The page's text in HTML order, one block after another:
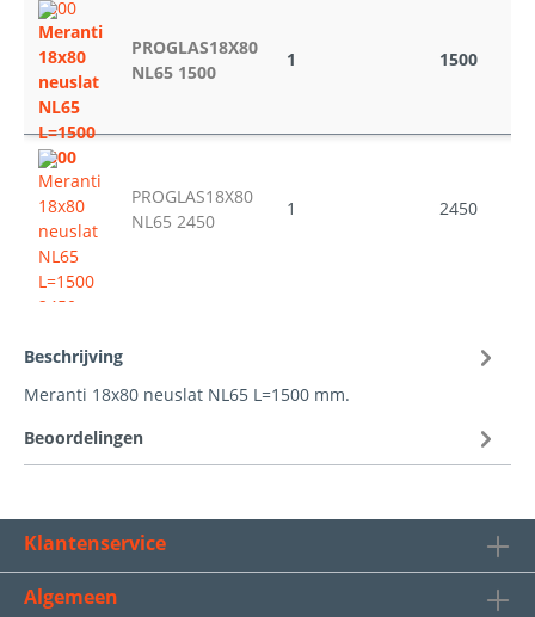
PROGLAS18X80
NL65 1500
1 1500
PROGLAS18X80
NL65 2450
1 2450
Beschrijving
Meranti 18x80 neuslat NL65 L=1500 mm.
Beoordelingen
Klantenservice
Algemeen